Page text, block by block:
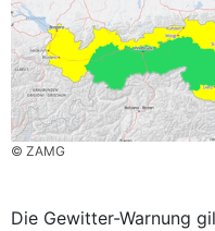
© ZAMG
Die Gewitter-Warnung